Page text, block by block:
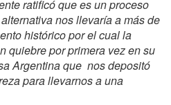
ratificó que es un proceso
nos llevaría a más de
histórico por el cual la
quiebre por primera vez en su
Argentina que nos depositó
para llevarnos a una